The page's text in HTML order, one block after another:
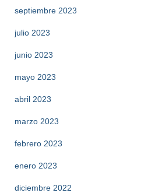
septiembre 2023
julio 2023
junio 2023
mayo 2023
abril 2023
marzo 2023
febrero 2023
enero 2023
diciembre 2022